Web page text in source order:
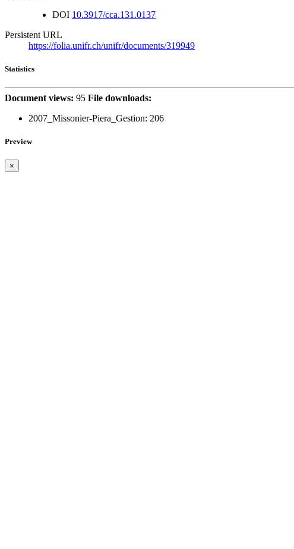
DOI 10.3917/cca.131.0137
Persistent URL
https://folia.unifr.ch/unifr/documents/319949
Statistics
Document views: 95 File downloads:
2007_Missonier-Piera_Gestion: 206
Preview
×